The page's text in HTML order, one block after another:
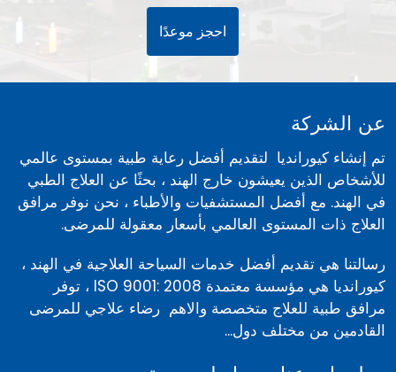
احجز موعدًا
عن الشركة
تم إنشاء كيورانديا لتقديم أفضل رعاية طبية بمستوى عالمي
للأشخاص الذين يعيشون خارج الهند ، بحثًا عن العلاج الطبي
في الهند. مع أفضل المستشفيات والأطباء ، نحن نوفر مرافق
العلاج ذات المستوى العالمي بأسعار معقولة للمرضى.
رسالتنا هي تقديم أفضل خدمات السياحة العلاجية في الهند ،
كيورانديا هي مؤسسة معتمدة ISO 9001: 2008 ، توفر
مرافق طبية للعلاج متخصصة والاهم رضاء علاجي للمرضى
القادمين من مختلف دول...